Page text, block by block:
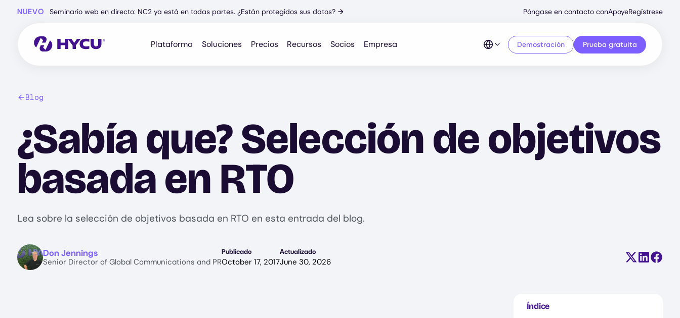
NUEVO Seminario web en directo: NC2 ya está en todas partes. ¿Están protegidos sus datos? →
Secondary
Menu
Póngase en contacto conApoyeRegístrese
Plataforma Soluciones Precios Recursos Socios Empresa Demostración Prueba gratuita
Blog
¿Sabía que? Selección de objetivos
basada en RTO
Lea sobre la selección de objetivos basada en RTO en esta entrada del blog.
ImageDon Jennings
Senior Director of Global Communications and PR
Publicado
October 17, 2017
Actualizado
June 30, 2026 Compartir
Índice